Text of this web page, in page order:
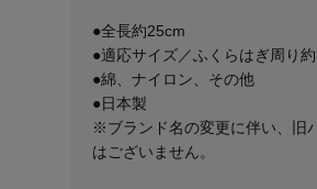
●全長約25cm
●適応サイズ／ふくらはぎ周り
●綿、ナイロン、その他
●日本製
※ブランド名の変更に伴い、旧
はございません。